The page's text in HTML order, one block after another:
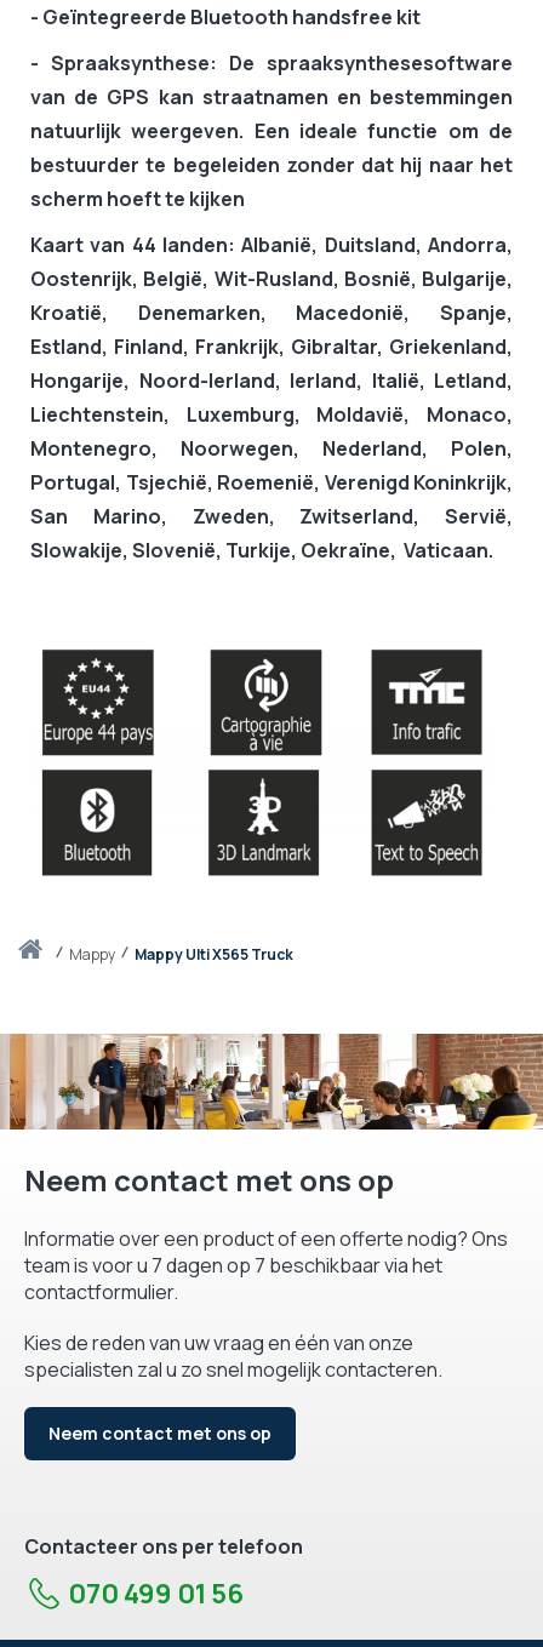
Thuismappy Mappy Ulti X565 Truck
- Geïntegreerde Bluetooth handsfree kit
- Spraaksynthese: De spraaksynthesesoftware
van de GPS kan straatnamen en bestemmingen
natuurlijk weergeven. Een ideale functie om de
bestuurder te begeleiden zonder dat hij naar het
scherm hoeft te kijken
Kaart van 44 landen:Albanië, Duitsland, Andorra,
Oostenrijk, België, Wit-Rusland, Bosnië, Bulgarije,
Kroatië, Denemarken, Macedonië, Spanje,
Estland, Finland, Frankrijk, Gibraltar, Griekenland,
Hongarije, Noord-Ierland, Ierland, Italië, Letland,
Liechtenstein, Luxemburg, Moldavië, Monaco,
Montenegro, Noorwegen, Nederland, Polen,
Portugal, Tsjechië, Roemenië, Verenigd Koninkrijk,
San Marino, Zweden, Zwitserland, Servië,
Slowakije, Slovenië, Turkije, Oekraïne, Vaticaan.
Neem contact met ons op
Informatie over een product of een offerte nodig? Ons
team is voor u 7 dagen op 7 beschikbaar via het
contactformulier.
Kies de reden van uw vraag en één van onze
specialisten zal u zo snel mogelijk contacteren.
Neem contact met ons op
Contacteer ons per telefoon
070 499 01 56